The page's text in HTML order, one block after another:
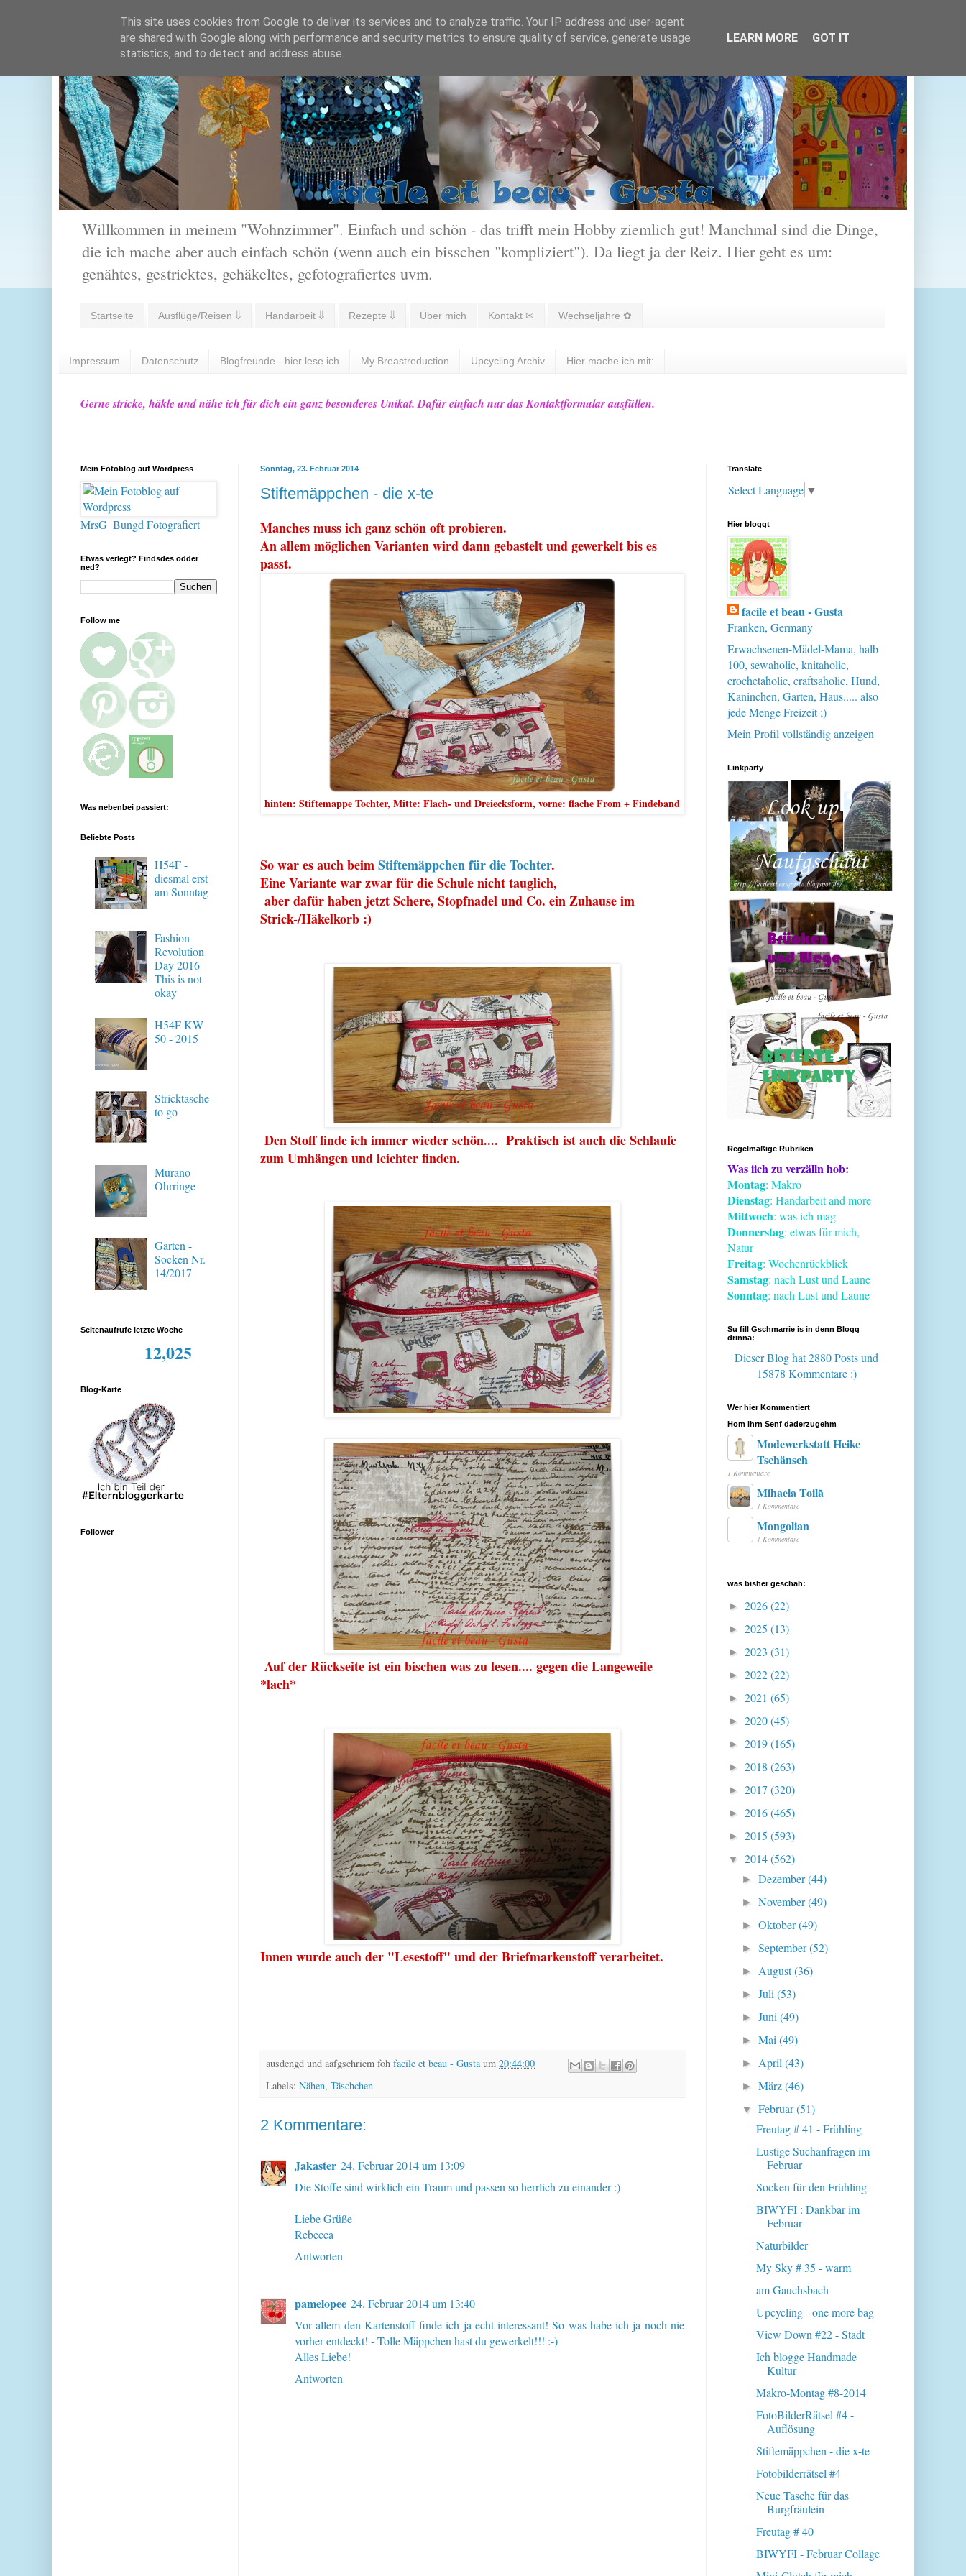
Willkommen in meinem "Wohnzimmer". Einfach und schön - das trifft mein Hobby ziemlich gut! Manchmal sind die Dinge,
die ich mache aber auch einfach schön (wenn auch ein bisschen "kompliziert"). Da liegt ja der Reiz. Hier geht es um:
genähtes, gestricktes, gehäkeltes, gefotografiertes uvm.
Startseite Ausflüge/Reisen ⇓ Handarbeit ⇓ Rezepte ⇓ Über mich Kontakt ✉ Wechseljahre ✿
Impressum Datenschutz Blogfreunde - hier lese ich My Breastreduction Upcycling Archiv Hier mache ich mit:
Gerne stricke, häkle und nähe ich für dich ein ganz besonderes Unikat. Dafür einfach nur das Kontaktformular ausfüllen.
Sonntag, 23. Februar 2014
Stiftemäppchen - die x-te
Manches muss ich ganz schön oft probieren.
An allem möglichen Varianten wird dann gebastelt und gewerkelt bis es
passt.
hinten: Stiftemappe Tochter, Mitte: Flach- und Dreiecksform, vorne: flache From + Findeband
So war es auch beimStiftemäppchen für die Tochter.
Eine Variante war zwar für die Schule nicht tauglich,
aber dafür haben jetzt Schere, Stopfnadel und Co. ein Zuhause im
Strick-/Häkelkorb :)
Den Stoff finde ich immer wieder schön.... Praktisch ist auch die Schlaufe
zum Umhängen und leichter finden.
Auf der Rückseite ist ein bischen was zu lesen.... gegen die Langeweile
*lach*
Innen wurde auch der "Lesestoff" und der Briefmarkenstoff verarbeitet.
ausdengd und aafgschriem foh facile et beau - Gusta um 20:44:00
Labels: Nähen, Täschchen
2 Kommentare:
Jakaster 24. Februar 2014 um 13:09
Die Stoffe sind wirklich ein Traum und passen so herrlich zu einander :)
Liebe Grüße
Rebecca
Antworten
pamelopee 24. Februar 2014 um 13:40
Vor allem den Kartenstoff finde ich ja echt interessant! So was habe ich ja noch nie
vorher entdeckt! - Tolle Mäppchen hast du gewerkelt!!! :-)
Alles Liebe!
Antworten
Mein Fotoblog auf Wordpress
MrsG_Bungd Fotografiert
Etwas verlegt? Findsdes odder
ned?
Follow me
Was nebenbei passiert:
Beliebte Posts
H54F -
diesmal erst
am Sonntag
Fashion
Revolution
Day 2016 -
This is not
okay
H54F KW
50 - 2015
Stricktasche
to go
Murano-
Ohrringe
Garten -
Socken Nr.
14/2017
Seitenaufrufe letzte Woche
12,025
Blog-Karte
Follower
Translate
Select Language ▼
Hier bloggt
facile et beau - Gusta
Franken, Germany
Erwachsenen-Mädel-Mama, halb
100, sewaholic, knitaholic,
crochetaholic, craftsaholic, Hund,
Kaninchen, Garten, Haus..... also
jede Menge Freizeit ;)
Mein Profil vollständig anzeigen
Linkparty
Regelmäßige Rubriken
Was iich zu verzälln hob:
Montag: Makro
Dienstag: Handarbeit and more
Mittwoch: was ich mag
Donnerstag: etwas für mich,
Natur
Freitag: Wochenrückblick
Samstag: nach Lust und Laune
Sonntag: nach Lust und Laune
Su fill Gschmarrie is in denn Blogg
drinna:
Dieser Blog hat 2880 Postsund
15878 Kommentare :)
Wer hier Kommentiert
Hom ihrn Senf daderzugehm
Modewerkstatt Heike
Tschänsch
1 Kommentare
Mihaela Toilă
1 Kommentare
Mongolian
1 Kommentare
was bisher geschah:
► 2026(22)
► 2025 (13)
► 2023 (31)
► 2022(22)
► 2021 (65)
► 2020(45)
► 2019(165)
► 2018 (263)
► 2017 (320)
► 2016(465)
► 2015 (593)
▼ 2014(562)
►Dezember(44)
►November(49)
►Oktober(49)
►September(52)
► August(36)
►Juli(53)
►Juni(49)
►Mai(49)
► April(43)
►März(46)
▼Februar(51)
Freutag # 41 - Frühling
Lustige Suchanfragen im
Februar
Socken für den Frühling
BIWYFI : Dankbar im
Februar
Naturbilder
My Sky # 35 - warm
am Gauchsbach
Upcycling - one more bag
View Down #22 - Stadt
Ich blogge Handmade
Kultur
Makro-Montag #8-2014
FotoBilderRätsel #4 -
Auflösung
Stiftemäppchen - die x-te
Fotobilderrätsel #4
Neue Tasche für das
Burgfräulein
Freutag # 40
BIWYFI - Februar Collage
This site uses cookies from Google to deliver its services and to analyze traffic. Your IP address and user-agent
are shared with Google along with performance and security metrics to ensure quality of service, generate usage
statistics, and to detect and address abuse.
LEARN MORE GOT IT